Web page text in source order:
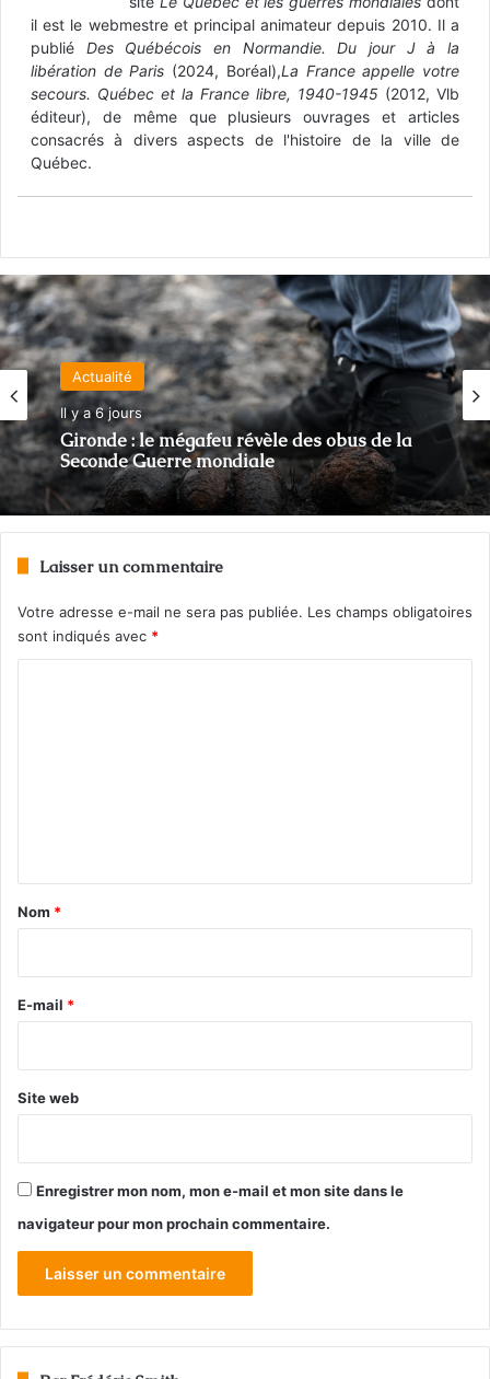
il est le webmestre et principal animateur depuis 2010. Il a
publié Des Québécois en Normandie. Du jour J à la
libération de Paris (2024, Boréal),La France appelle votre
secours. Québec et la France libre, 1940-1945 (2012, Vlb
éditeur), de même que plusieurs ouvrages et articles
consacrés à divers aspects de l'histoire de la ville de
Québec.
Actualité
Il y a 6 jours
Gironde : le mégafeu révèle des obus de la
Seconde Guerre mondiale
Laisser un commentaire
Votre adresse e-mail ne sera pas publiée. Les champs obligatoires
sont indiqués avec *
a
e
Nom *
E-mail *
Site web
Enregistrer mon nom, mon e-mail et mon site dans le
navigateur pour mon prochain commentaire.